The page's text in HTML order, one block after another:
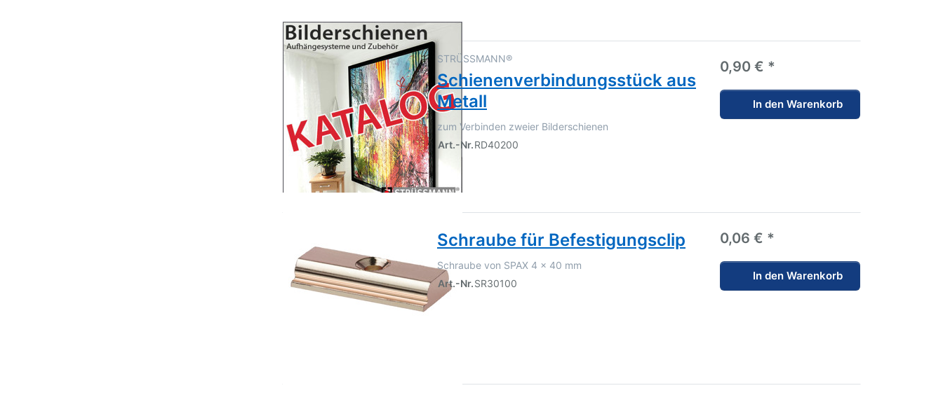
STRÜSSMANN®
Schienenverbindungsstück aus
Metall
zum Verbinden zweier Bilderschienen
Art.-Nr.RD40200
0,90 € *
In den Warenkorb
Schraube für Befestigungsclip
Schraube von SPAX 4 x 40 mm
Art.-Nr.SR30100
0,06 € *
In den Warenkorb